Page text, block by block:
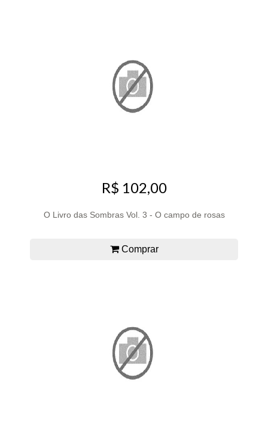
R$ 102,00
O Livro das Sombras Vol. 3 - O campo de rosas
Comprar